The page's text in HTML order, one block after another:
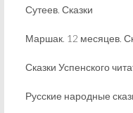
Сутеев. Сказки
Маршак. 12 месяцев.
Сказки Успенского
Русские народные